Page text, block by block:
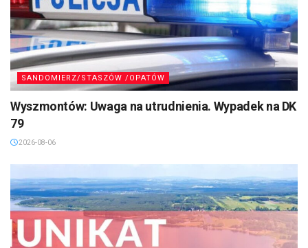
SANDOMIERZ/STASZÓW /OPATÓW
Wyszmontów: Uwaga na utrudnienia. Wypadek na DK
79
2026-08-06